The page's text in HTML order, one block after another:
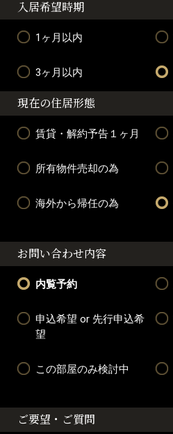
入居希望時期
1ヶ月以内
3ヶ月以内
現在の住居形態
賃貸・解約予告１ヶ月
所有物件売却の為
海外から帰任の為
お問い合わせ内容
内覧予約
申込希望 or 先行申込希
望
この部屋のみ検討中
ご要望・ご質問